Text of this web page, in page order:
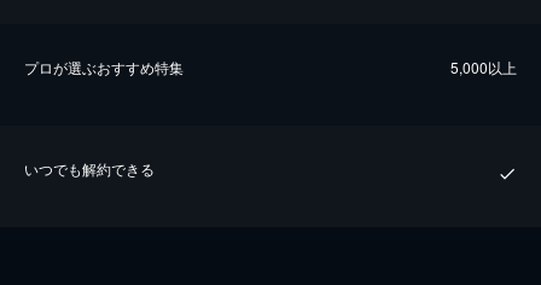
プロが選ぶおすすめ特集 5,000以上
いつでも解約できる